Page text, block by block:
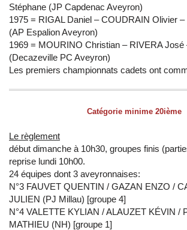
Stéphane (JP Capdenac Aveyron)
1975 = RIGAL Daniel – COUDRAIN Olivier
(AP Espalion Aveyron)
1969 = MOURINO Christian – RIVERA José
(Decazeville PC Aveyron)
Les premiers championnats cadets ont
Catégorie minime 20ième
Le règlement
début dimanche à 10h30, groupes finis
reprise lundi 10h00.
24 équipes dont 3 aveyronnaises:
N°3 FAUVET QUENTIN / GAZAN ENZO /
JULIEN (PJ Millau) [groupe 4]
N°4 VALETTE KYLIAN / ALAUZET KÉVIN /
MATHIEU (NH) [groupe 1]